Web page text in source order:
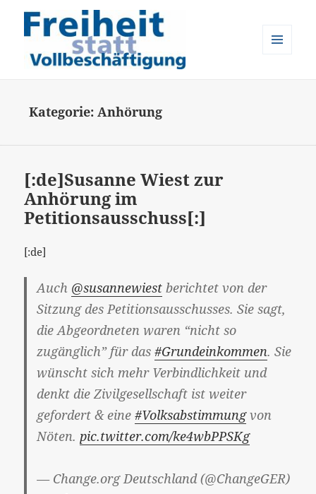
Kategorie:Anhörung
[:de]Susanne Wiest zur
Anhörung im
Petitionsausschuss[:]
[:de]
Auch @susannewiest berichtet von der
Sitzung des Petitionsausschusses. Sie sagt,
die Abgeordneten waren “nicht so
zugänglich” für das#Grundeinkommen. Sie
wünscht sich mehr Verbindlichkeit und
denkt die Zivilgesellschaft ist weiter
gefordert & eine#Volksabstimmungvon
Nöten. pic.twitter.com/ke4wbPPSKg
— Change.org Deutschland (@ChangeGER)